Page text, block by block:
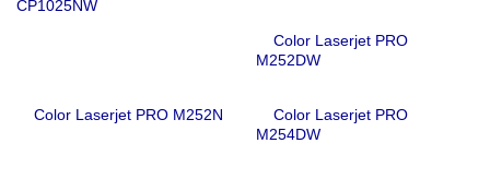
CP1025NW
Color Laserjet PRO
M252DW
Color Laserjet PRO M252N
Color Laserjet PRO
M254DW